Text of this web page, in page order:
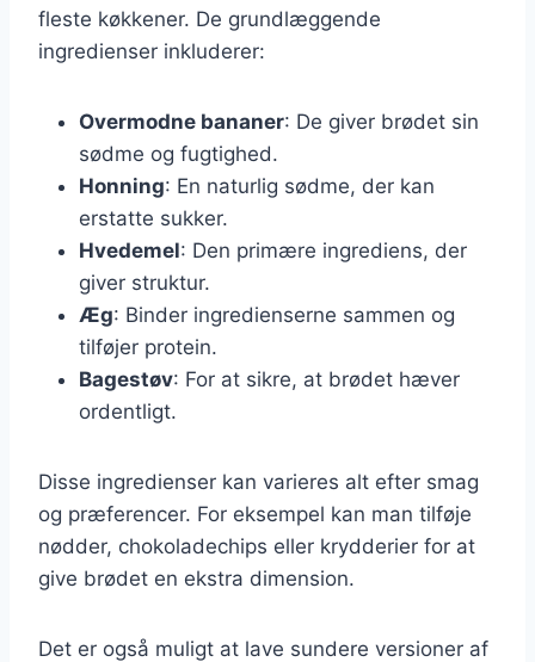
fleste køkkener. De grundlæggende
ingredienser inkluderer:
Overmodne bananer: De giver brødet sin
sødme og fugtighed.
Honning: En naturlig sødme, der kan
erstatte sukker.
Hvedemel: Den primære ingrediens, der
giver struktur.
Æg: Binder ingredienserne sammen og
tilføjer protein.
Bagestøv: For at sikre, at brødet hæver
ordentligt.
Disse ingredienser kan varieres alt efter smag
og præferencer. For eksempel kan man tilføje
nødder, chokoladechips eller krydderier for at
give brødet en ekstra dimension.
Det er også muligt at lave sundere versioner af